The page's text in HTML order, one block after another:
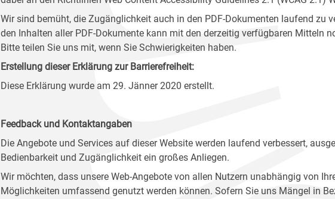
Wir sind bemüht, die Zugänglichkeit auch in den PDF-Dokumenten laufend zu
den Inhalten aller PDF-Dokumente kann mit den derzeitig verfügbaren Mitteln
Bitte teilen Sie uns mit, wenn Sie Schwierigkeiten haben.
Erstellung dieser Erklärung zur Barrierefreiheit:
Diese Erklärung wurde am 29. Jänner 2020 erstellt.
Feedback und Kontaktangaben
Die Angebote und Services auf dieser Website werden laufend verbessert,
Bedienbarkeit und Zugänglichkeit ein großes Anliegen.
Wir möchten, dass unsere Web-Angebote von allen Nutzern unabhängig von
Möglichkeiten umfassend genutzt werden können. Sofern Sie uns Mängel in